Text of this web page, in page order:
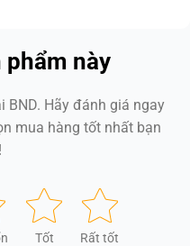
phẩm này
BND. Hãy đánh giá ngay
mua hàng tốt nhất bạn
Tốt Rất tốt